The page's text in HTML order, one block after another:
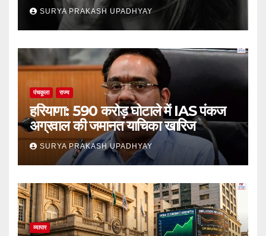
SURYA PRAKASH UPADHYAY
पंचकूला राज्य
हरियाणा: 590 करोड़ घोटाले में IAS पंकज
अग्रवाल की जमानत याचिका खारिज
SURYA PRAKASH UPADHYAY
व्यापार